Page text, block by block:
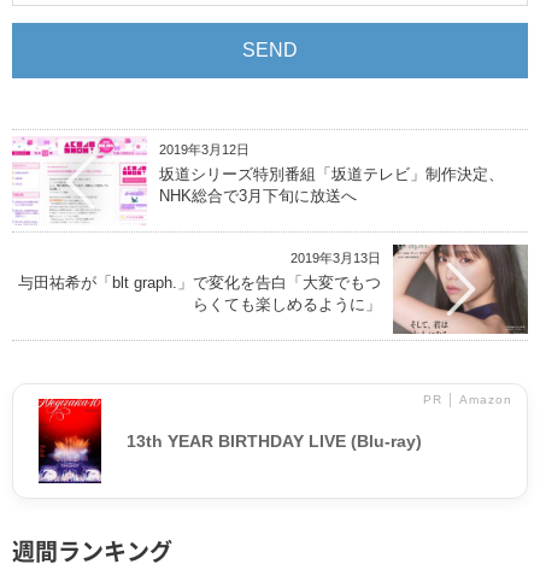
2019年3月12日
坂道シリーズ特別番組「坂道テレビ」制作決定、
NHK総合で3月下旬に放送へ
2019年3月13日
与田祐希が「blt graph.」で変化を告白「大変でもつ
らくても楽しめるように」
PR │ Amazon
13th YEAR BIRTHDAY LIVE (Blu-ray)
週間ランキング